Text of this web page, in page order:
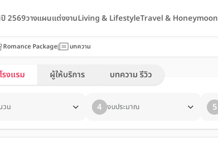
2569วางแผนแต่งงานLiving & LifestyleTravel & Honeymoon
Romance Package บทความ
งแรม ผู้ให้บริการ บทความ รีวิว
วน 4 งบประมาณ 5